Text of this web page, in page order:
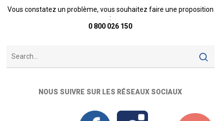
Vous constatez un problème, vous souhaitez faire une proposition
:
0 800 026 150
NOUS SUIVRE SUR LES RÉSEAUX SOCIAUX